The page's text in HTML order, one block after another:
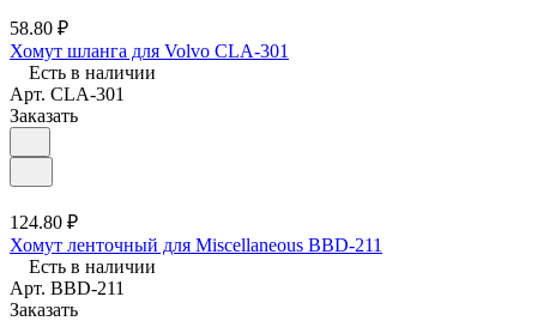
58.80 ₽
Хомут шланга для Volvo CLA-301
Есть в наличии
Арт. CLA-301
Заказать
124.80 ₽
Хомут ленточный для Miscellaneous BBD-211
Есть в наличии
Арт. BBD-211
Заказать